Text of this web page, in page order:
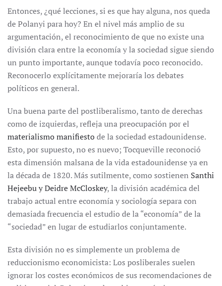
Entonces, ¿qué lecciones, si es que hay alguna, nos queda
de Polanyi para hoy? En el nivel más amplio de su
argumentación, el reconocimiento de que no existe una
división clara entre la economía y la sociedad sigue siendo
un punto importante, aunque todavía poco reconocido.
Reconocerlo explícitamente mejoraría los debates
políticos en general.
Una buena parte del postliberalismo, tanto de derechas
como de izquierdas, refleja una preocupación por el
materialismo manifiestode la sociedad estadounidense.
Esto, por supuesto, no es nuevo; Tocqueville reconoció
esta dimensión malsana de la vida estadounidense ya en
la década de 1820. Más sutilmente, como sostienen Santhi
Hejeebu y Deidre McCloskey, la división académica del
trabajo actual entre economía y sociología separa con
demasiada frecuencia el estudio de la “economía” de la
“sociedad” en lugar de estudiarlos conjuntamente.
Esta división no es simplemente un problema de
reduccionismo economicista: Los posliberales suelen
ignorar los costes económicos de sus recomendaciones de